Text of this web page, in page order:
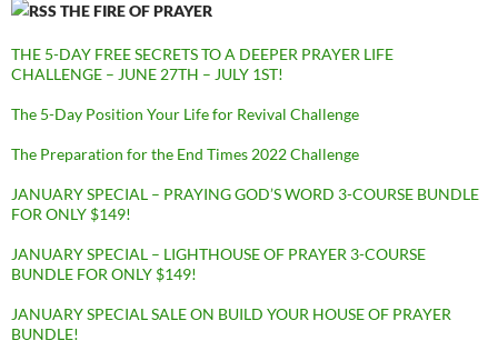
THE FIRE OF PRAYER
THE 5-DAY FREE SECRETS TO A DEEPER PRAYER LIFE
CHALLENGE – JUNE 27TH – JULY 1ST!
The 5-Day Position Your Life for Revival Challenge
The Preparation for the End Times 2022 Challenge
JANUARY SPECIAL – PRAYING GOD’S WORD 3-COURSE BUNDLE
FOR ONLY $149!
JANUARY SPECIAL – LIGHTHOUSE OF PRAYER 3-COURSE
BUNDLE FOR ONLY $149!
JANUARY SPECIAL SALE ON BUILD YOUR HOUSE OF PRAYER
BUNDLE!